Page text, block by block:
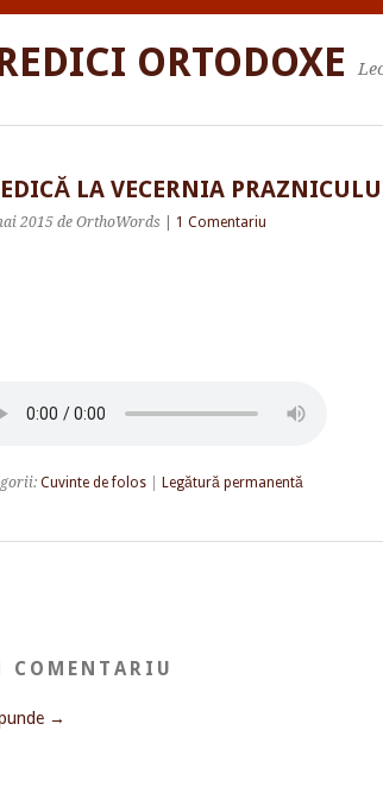
ORTODOXE
LA VECERNIA
2015 de OrthoWords 1 Comentariu
Cuvinte de folos Legătură permanentă
COMENTARIU
→